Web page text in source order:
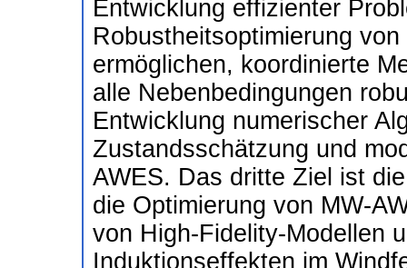
Entwicklung effizienter
Robustheitsoptimierung
ermöglichen, koordinierte
alle Nebenbedingungen
Entwicklung numerischer
Zustandsschätzung und
AWES. Das dritte Ziel ist
die Optimierung von MW-
von High-Fidelity-Modellen
Induktionseffekten im